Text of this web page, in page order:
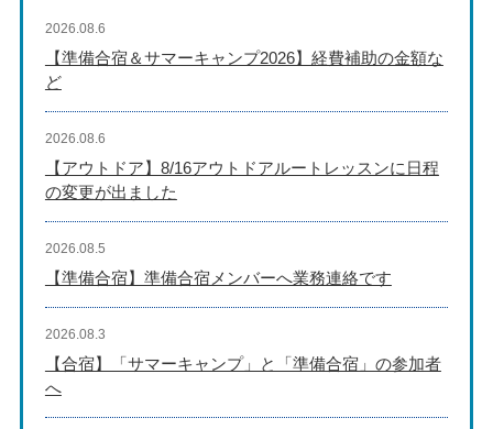
【準備合宿＆サマーキャンプ2026】経費補助の金額な
ど
2026.08.6
【アウトドア】8/16アウトドアルートレッスンに日程
の変更が出ました
2026.08.6
【準備合宿】準備合宿メンバーへ業務連絡です
2026.08.5
【合宿】「サマーキャンプ」と「準備合宿」の参加者
へ
2026.08.3